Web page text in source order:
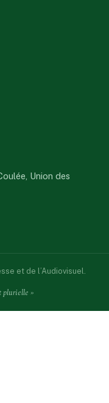
Union des
et de l’Audiovisuel.
plurielle »